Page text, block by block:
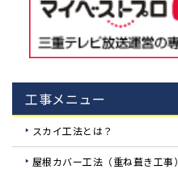
工事メニュー
スカイ工法とは？
屋根カバー工法（重ね葺き工事）